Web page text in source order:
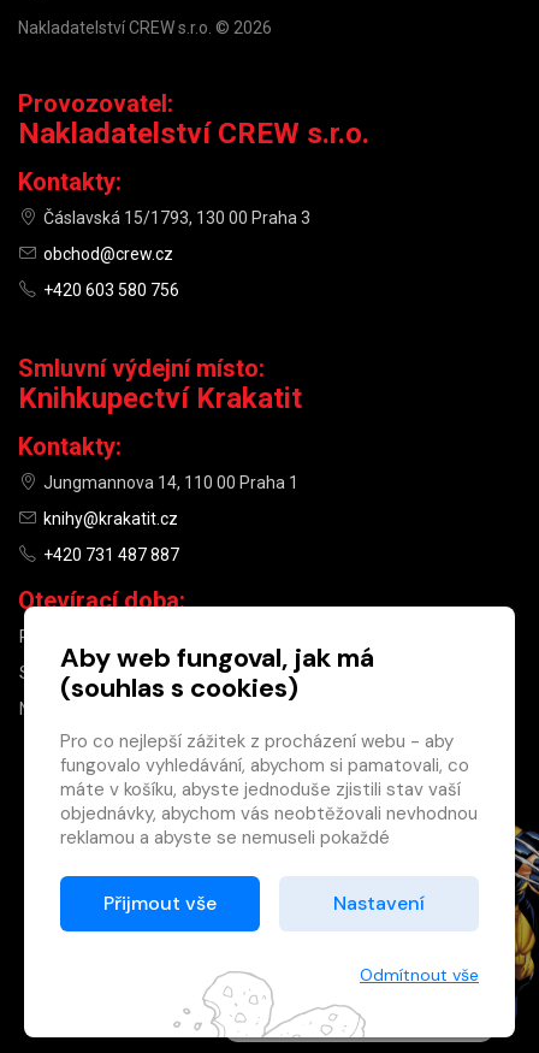
×
Máte u nás již
registrovaný
účet?
Registrací získáte slevu
na zboží ve výši 15 %
Registrovat
Nakladatelství CREW s.r.o. © 2026
Provozovatel:
Nakladatelství CREW s.r.o.
Kontakty:
Čáslavská 15/1793, 130 00 Praha 3
obchod@crew.cz
+420 603 580 756
Smluvní výdejní místo:
Knihkupectví Krakatit
Kontakty:
Jungmannova 14, 110 00 Praha 1
knihy@krakatit.cz
+420 731 487 887
Otevírací doba:
PO–PÁ
SO
10:00–13:00
NE
Zásady cookies
Aby web fungoval, jak má
(souhlas s cookies)
Pro co nejlepší zážitek z procházení webu - aby
fungovalo vyhledávání, abychom si pamatovali, co
máte v košíku, abyste jednoduše zjistili stav vaší
objednávky, abychom vás neobtěžovali nevhodnou
reklamou a abyste se nemuseli pokaždé
Proto od vás potřebujeme souhlas se
zpracováním souborů cookies
Děkujeme, že nám ho dáte a pomůžete nám tak
Přijmout vše Nastavení
Odmítnout vše